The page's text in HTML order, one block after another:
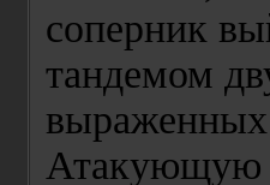
соперник
тандемом
Атакующую